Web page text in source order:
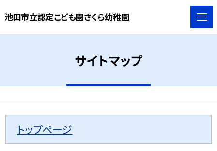
池田市立認定こども園さくら幼稚園
サイトマップ
トップページ